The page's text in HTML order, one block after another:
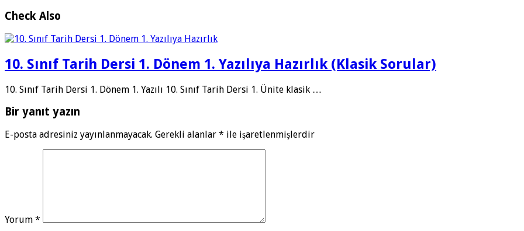
Check Also
10. Sınıf Tarih Dersi 1. Dönem 1. Yazılıya Hazırlık (Klasik Sorular)
10. Sınıf Tarih Dersi 1. Dönem 1. Yazılı 10. Sınıf Tarih Dersi 1. Ünite klasik …
Bir yanıt yazın
E-posta adresiniz yayınlanmayacak. Gerekli alanlar * ile işaretlenmişlerdir
Yorum *